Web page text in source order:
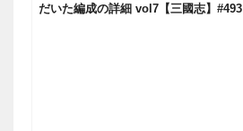
だいた編成の詳細 vol7【三國志】#493